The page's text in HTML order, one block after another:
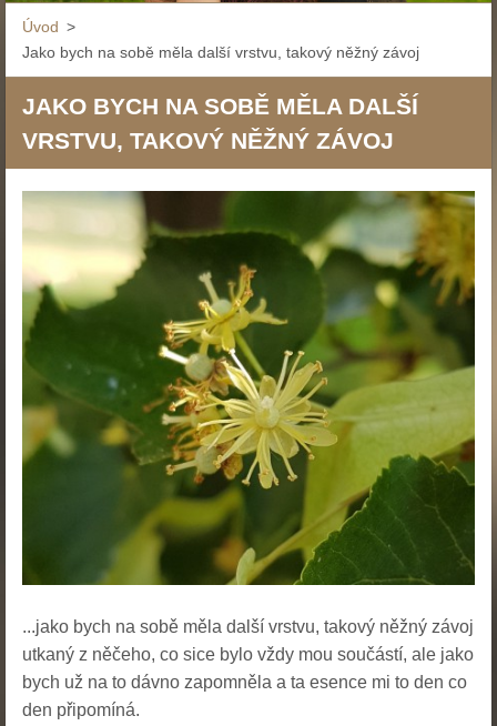
Úvod >
Jako bych na sobě měla další vrstvu, takový něžný závoj
JAKO BYCH NA SOBĚ MĚLA DALŠÍ
VRSTVU, TAKOVÝ NĚŽNÝ ZÁVOJ
...jako bych na sobě měla další vrstvu, takový něžný závoj
utkaný z něčeho, co sice bylo vždy mou součástí, ale jako
bych už na to dávno zapomněla a ta esence mi to den co
den připomíná.